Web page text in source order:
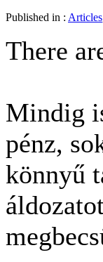
Published in : Articles
There
Mindig
pénz,
könnyű